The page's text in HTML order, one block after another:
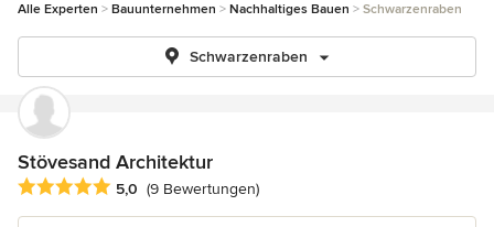
Alle Experten Bauunternehmen Nachhaltiges Bauen Schwarzenraben
Schwarzenraben
Stövesand Architektur
Durchschnittliche Bewertung: 5 von 5 Sternen
5,0 (9 Bewertungen)